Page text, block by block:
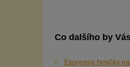
Co dalšího by
Espresso hrníčky